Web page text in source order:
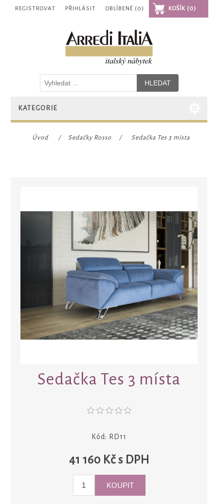
REGISTROVAT PŘIHLÁSIT OBLÍBENÉ (0) KOŠÍK (0)
KATEGORIE
Úvod / Sedačky Rosso / Sedačka Tes 3 místa
Sedačka Tes 3 místa
Kód: RD11
41 160 Kč s DPH